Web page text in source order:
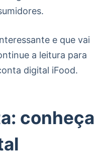
e que vai
a leitura para
digital iFood.
conheça